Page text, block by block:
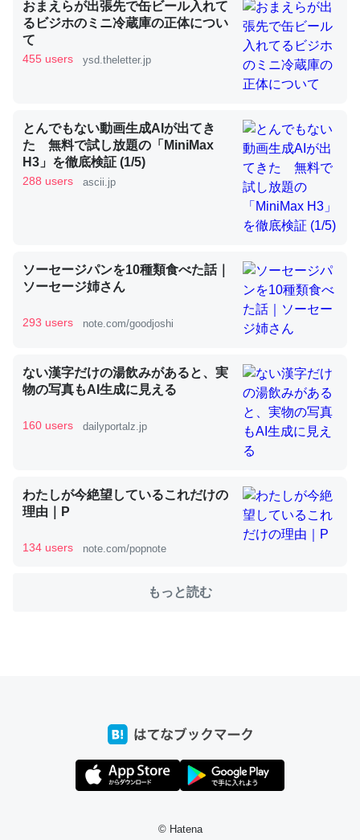
ど、短期記憶というには多い分量。進化すればするほど分
かりやすく強くなりそう
─GPTの仕組みと限界についての考察（１） - conceptualization
昆虫ってカルシウム少ないのか。知らんかった。調べたら
コオロギのカルシウム分はエビの600分の1程度。
─ニュース :: 【研究発表】昆虫学の大問題＝「昆虫はなぜ海にいな
論文では「淡水はカルシウムも酸素も不足してて両方に不
いる鋏角類（カブトガニ・ウミグモ）はカルシウムを使わ
ずキチンを強化してる筈だが、酵素が違うのか？
─ニュース :: 【研究発表】昆虫学の大問題＝「昆虫はなぜ海にいな
いのか」に関する新仮説
これを元に考えるとカルシウムを大量に使う脊椎動物と貝
類は苦労してるんだな…。腹足類だと殻を無くしてナメク
─ニュース :: 【研究発表】昆虫学の大問題＝「昆虫はなぜ海にいな
位置情報を共有してる。電池残量や充電中かが分かるので
これ見て生きてるなって分かる。
─たまにLINEするくらいだった遠方の父67歳と僕。ITツール導入で
コミュニケーションが劇的に変化した｜tayorini by LIFULL介護
おまえらが出張先で缶ビール入れて
るビジホのミニ冷蔵庫の正体につい
て
455 users ysd.theletter.jp
とんでもない動画生成AIが出てき
た 無料で試し放題の「MiniMax
H3」を徹底検証 (1/5)
288 users ascii.jp
ソーセージパンを10種類食べた話｜
ソーセージ姉さん
293 users note.com/goodjoshi
ない漢字だけの湯飲みがあると、実
物の写真もAI生成に見える
160 users dailyportalz.jp
わたしが今絶望しているこれだけの
理由｜P
134 users note.com/popnote
もっと読む
© Hatena